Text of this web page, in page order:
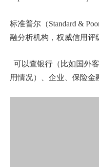
标准普尔（Standard &
融分析机构，权威信用评
可以查银行（比如国外
用情况）、企业、保险金